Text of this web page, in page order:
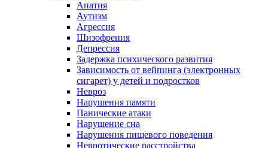
Апатия
Аутизм
Агрессия
Шизофрения
Депрессия
Задержка психического развития
Зависимость от вейпинга (электронных
сигарет) у детей и подростков
Невроз
Нарушения памяти
Панические атаки
Нарушение сна
Нарушения пищевого поведения
Невротические расстройства